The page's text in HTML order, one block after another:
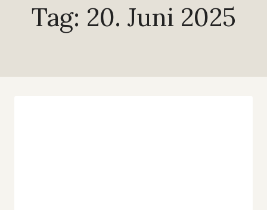
Tag: 20. Juni 2025